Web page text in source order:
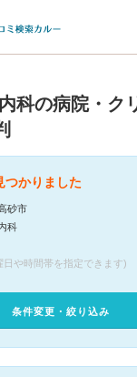
科の病院・ク
つかりました
砂市
科
日や時間帯を指定できます)
条件変更・絞り込み